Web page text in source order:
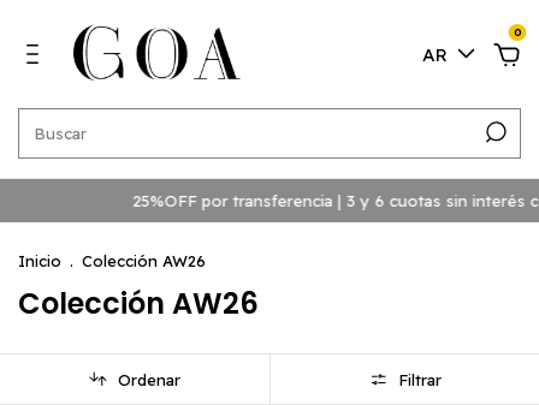
AR
0
25%OFF por transferencia | 3 y 6 cuotas sin interés con crédito |
Inicio . Colección AW26
Colección AW26
Ordenar Filtrar